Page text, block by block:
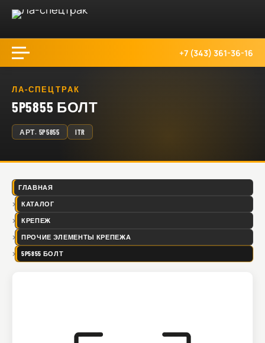
+7 (343) 361-36-16
ЛА-СПЕЦТРАК
5P5855 БОЛТ
АРТ. 5P5855 ITR
ГЛАВНАЯ
КАТАЛОГ
КРЕПЕЖ
ПРОЧИЕ ЭЛЕМЕНТЫ КРЕПЕЖА
5P5855 БОЛТ